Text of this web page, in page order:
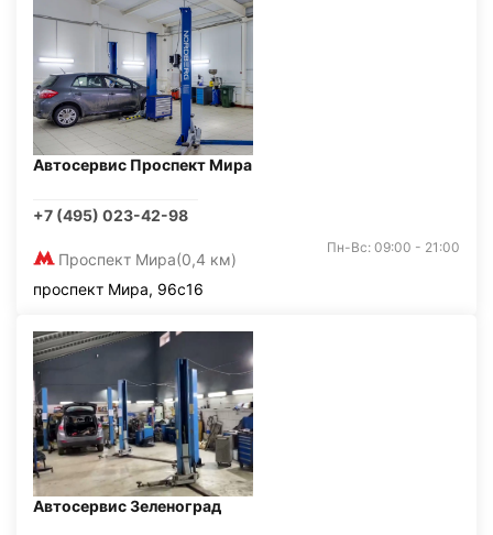
Автосервис Проспект Мира
+7 (495) 023-42-98
Проспект Мира(0,4 км)
Пн-Вс: 09:00 - 21:00
проспект Мира, 96с16
Автосервис Зеленоград